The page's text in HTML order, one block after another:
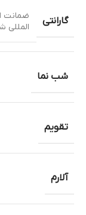
گارانتی
المللی
شب نما
تقویم
آلارم